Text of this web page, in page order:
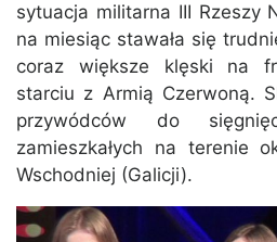
sytuacja militarna III Rzeszy
na miesiąc stawała się
coraz większe klęski na
starciu z Armią Czerwoną.
przywódców do
zamieszkałych na terenie
Wschodniej (Galicji).